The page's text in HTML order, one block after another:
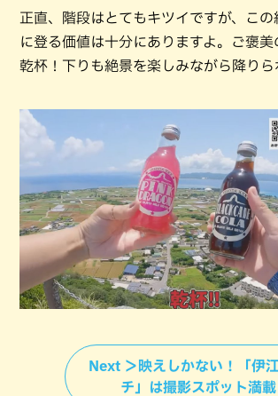
正直、階段はとてもキツイですが、この
に登る価値は十分にありますよ。ご褒
乾杯！下りも絶景を楽しみながら降りら
Next ＞映えしかない！「伊
チ」は撮影スポット満載